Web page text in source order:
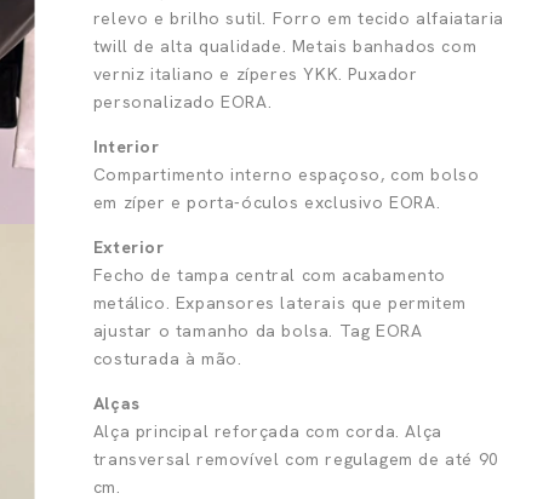
relevo e brilho sutil. Forro em tecido alfaiataria
twill de alta qualidade. Metais banhados com
verniz italiano e zíperes YKK. Puxador
personalizado EORA.
Interior
Compartimento interno espaçoso, com bolso
em zíper e porta-óculos exclusivo EORA.
Exterior
Fecho de tampa central com acabamento
metálico. Expansores laterais que permitem
ajustar o tamanho da bolsa. Tag EORA
costurada à mão.
Alças
Alça principal reforçada com corda. Alça
transversal removível com regulagem de até 90
cm.